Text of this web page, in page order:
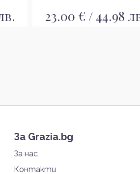
23.00 € / 44.98
За Grazia.bg
За нас
Контакти